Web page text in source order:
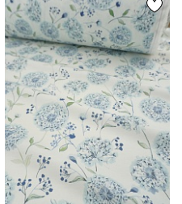
Купава
дополнительные
до 30% на узкие